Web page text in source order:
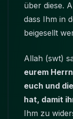
über diese.
dass Ihm in
beigesellt
Allah (swt)
eurem Herrn
euch und
hat, damit
Ihm zu